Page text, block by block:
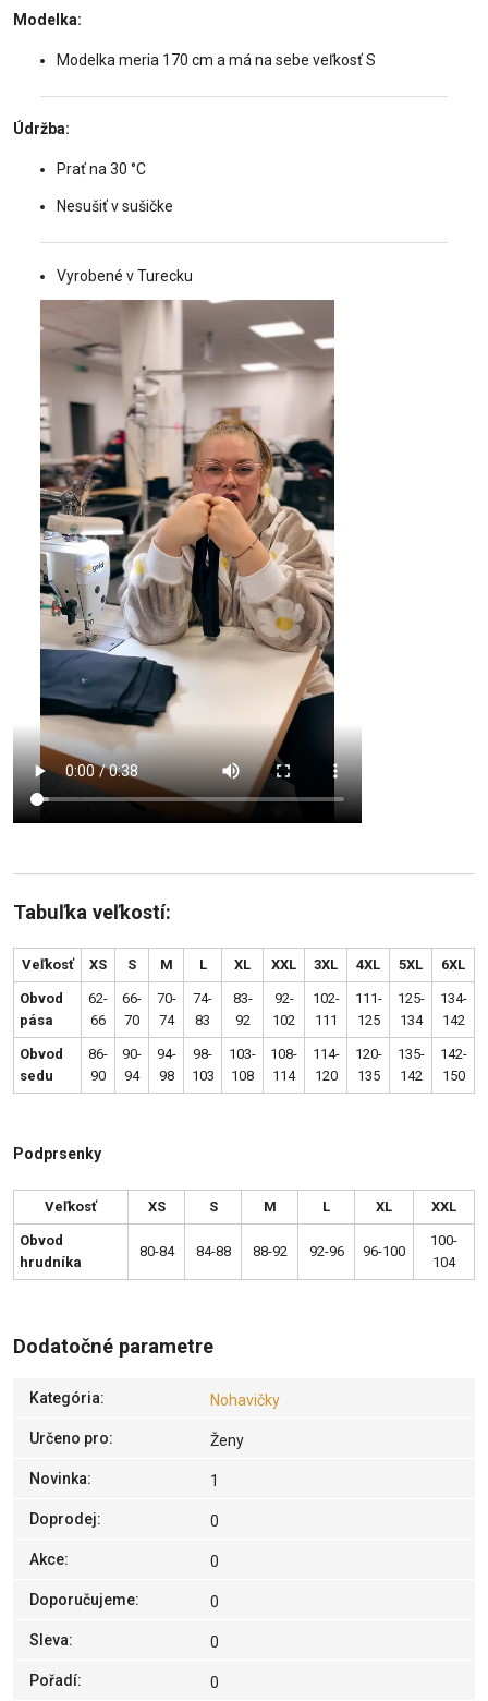
Modelka:
Modelka meria 170 cm a má na sebe veľkosť S
Údržba:
Prať na 30 °C
Nesušiť v sušičke
Vyrobené v Turecku
Tabuľka veľkostí:
Veľkosť XS S M L XL XXL 3XL 4XL 5XL 6XL
Obvod
pása
62-
66
66-
70
70-
74
74-
83
83-
92
92-
102
102-
111
111-
125
125-
134
134-
142
Obvod
sedu
86-
90
90-
94
94-
98
98-
103
103-
108
108-
114
114-
120
120-
135
135-
142
142-
150
Podprsenky
Veľkosť XS S M L XL XXL
Obvod
hrudníka
80-84 84-88 88-92 92-96 96-100
100-
104
Dodatočné parametre
Kategória: Nohavičky
Určeno pro: Ženy
Novinka: 1
Doprodej: 0
Akce: 0
Doporučujeme: 0
Sleva: 0
Pořadí: 0